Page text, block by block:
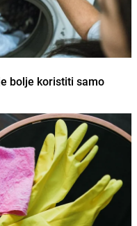
bolje koristiti samo